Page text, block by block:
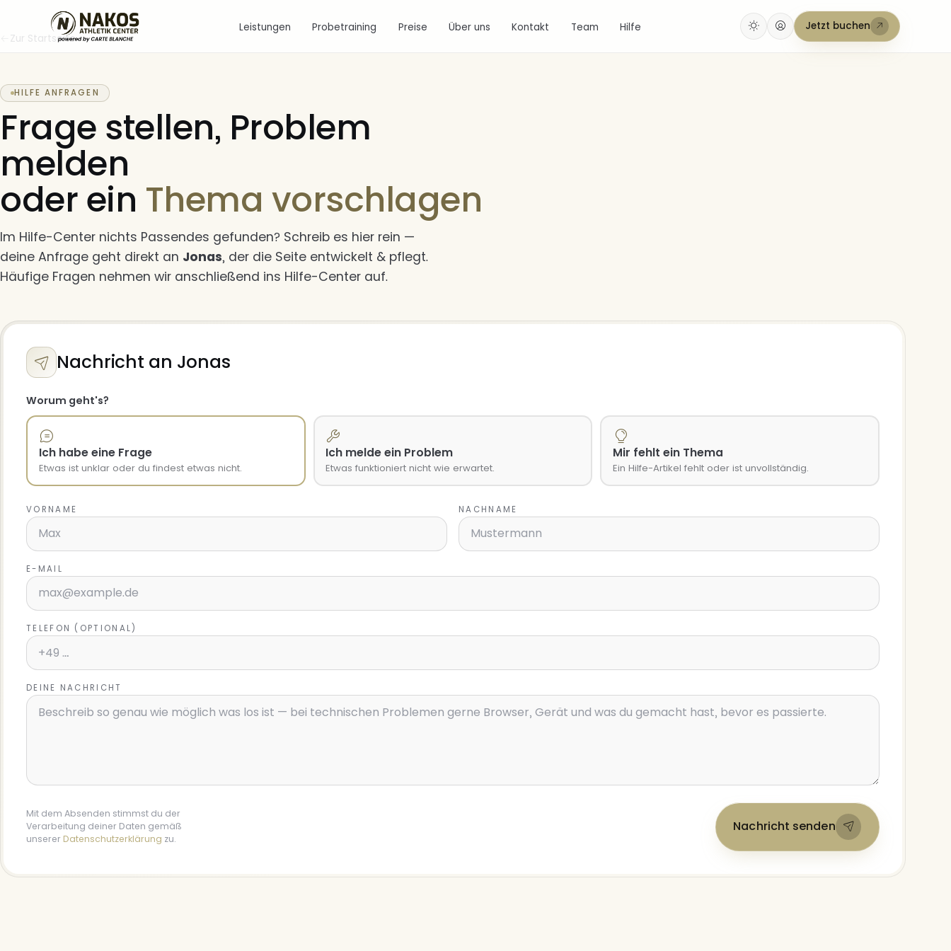
Leistungen Probetraining Preise Über uns Kontakt Team Hilfe
Jetzt buchen
Zur Startseite
HILFE ANFRAGEN
Frage stellen, Problem
melden
oder ein Thema vorschlagen
Im Hilfe-Center nichts Passendes gefunden? Schreib es hier rein —
deine Anfrage geht direkt an Jonas, der die Seite entwickelt & pflegt.
Häufige Fragen nehmen wir anschließend ins Hilfe-Center auf.
Nachricht an Jonas
Worum geht's?
Ich habe eine Frage
Etwas ist unklar oder du findest etwas nicht.
Ich melde ein Problem
Etwas funktioniert nicht wie erwartet.
Mir fehlt ein Thema
Ein Hilfe-Artikel fehlt oder ist unvollständig.
VORNAME NACHNAME
E-MAIL
TELEFON (OPTIONAL)
DEINE NACHRICHT
Mit dem Absenden stimmst du der
Verarbeitung deiner Daten gemäß
unserer Datenschutzerklärung zu.
Nachricht senden